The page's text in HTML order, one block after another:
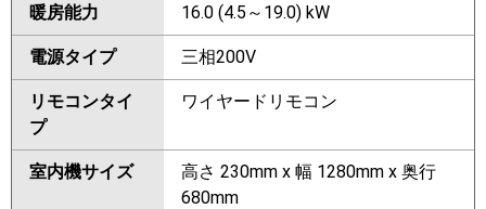
暖房能力 16.0 (4.5～19.0) kW
電源タイプ 三相200V
リモコンタイ
プ
ワイヤードリモコン
室内機サイズ
高さ 230mm x 幅 1280mm x 奥行
680mm